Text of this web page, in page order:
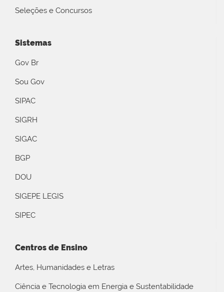
Seleções e Concursos
Sistemas
Gov Br
Sou Gov
SIPAC
SIGRH
SIGAC
BGP
DOU
SIGEPE LEGIS
SIPEC
Centros de Ensino
Artes, Humanidades e Letras
Ciência e Tecnologia em Energia e Sustentabilidade